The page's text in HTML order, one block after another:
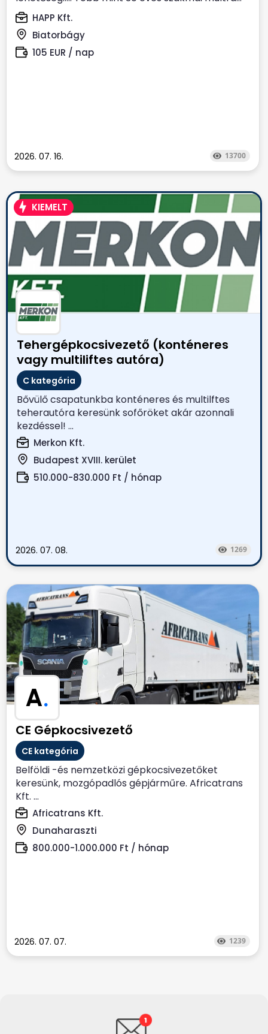
HAPP Kft.
Biatorbágy
105 EUR / nap
2026. 07. 16. 13700
KIEMELT
Tehergépkocsivezető (konténeres
vagy multiliftes autóra)
C kategória
Bővülő csapatunkba konténeres és multilftes
teherautóra keresünk sofőröket akár azonnali
kezdéssel! ...
Merkon Kft.
Budapest XVIII. kerület
510.000-830.000 Ft / hónap
2026. 07. 08. 1269
A.
CE Gépkocsivezető
CE kategória
Belföldi -és nemzetközi gépkocsivezetőket
keresünk, mozgópadlós gépjárműre. Africatrans
Kft. ...
Africatrans Kft.
Dunaharaszti
800.000-1.000.000 Ft / hónap
2026. 07. 07. 1239